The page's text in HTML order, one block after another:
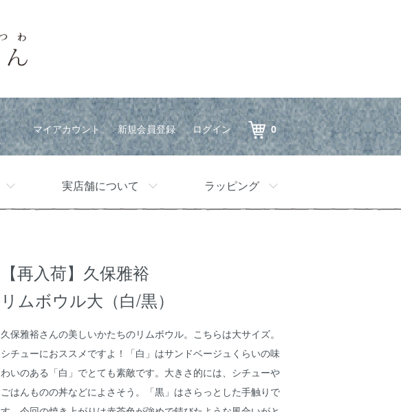
マイアカウント 新規会員登録 ログイン 0
実店舗について ラッピング
【再入荷】久保雅裕
リムボウル大（白/黒）
久保雅裕さんの美しいかたちのリムボウル。こちらは大サイズ。
シチューにおススメですよ！「白」はサンドベージュくらいの味
わいのある「白」でとても素敵です。大きさ的には、シチューや
ごはんものの丼などによさそう。「黒」はさらっとした手触りで